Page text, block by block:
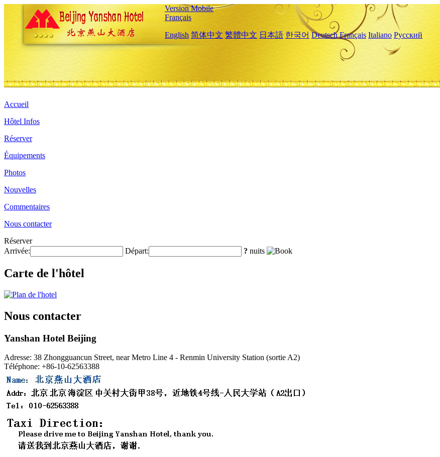
Version Mobile
Français
English 简体中文 繁體中文 日本語 한국어 Deutsch Français Italiano Русский
Accueil
Hôtel Infos
Réserver
Équipements
Photos
Nouvelles
Commentaires
Nous contacter
Réserver
Arrivée:
Départ: ? nuits
Carte de l'hôtel
Nous contacter
Yanshan Hotel Beijing
Adresse: 38 Zhongguancun Street, near Metro Line 4 - Renmin University Station (sortie A2)
Téléphone: +86-10-62563388